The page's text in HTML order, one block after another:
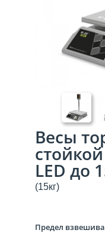
Весы
стойкой
LED до
(15кг)
Предел